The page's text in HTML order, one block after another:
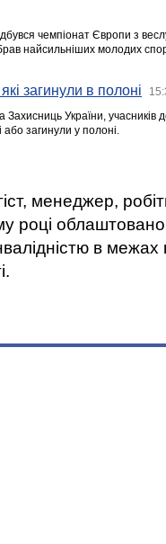
чемпіонат Європи з
найсильніших молодих
загинули в полоні
Захисниць України,
або загинули у полоні.
менеджер,
році
в межах